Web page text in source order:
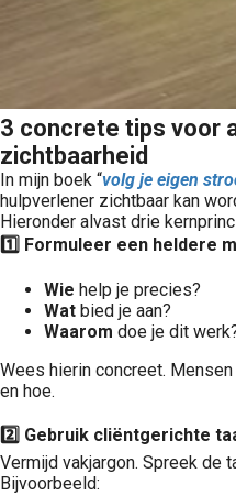
3 concrete tips voor
zichtbaarheid
In mijn boek “volg je eigen
hulpverlener zichtbaar kan
Hieronder alvast drie
1️ ⃣ Formuleer een heldere
Wie help je precies?
Wat bied je aan?
Waarom doe je dit
Wees hierin concreet.
en hoe.
2️ ⃣ Gebruik cliëntgerichte
Vermijd vakjargon. Spreek de
Bijvoorbeeld: